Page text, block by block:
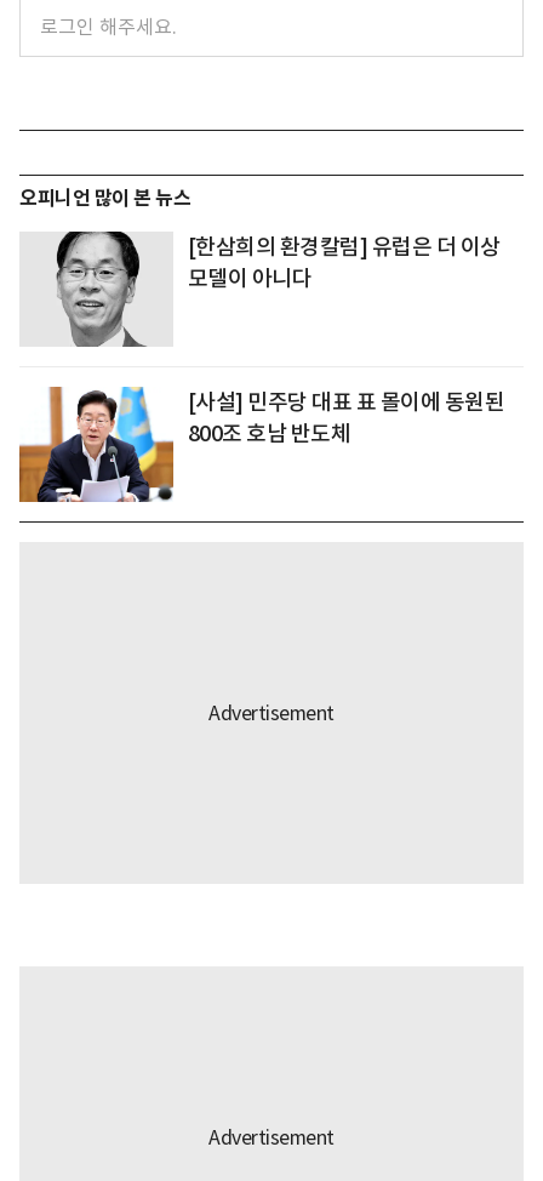
오피니언 많이 본 뉴스
[한삼희의 환경칼럼] 유럽은 더 이상
모델이 아니다
[사설] 민주당 대표 표 몰이에 동원된
800조 호남 반도체